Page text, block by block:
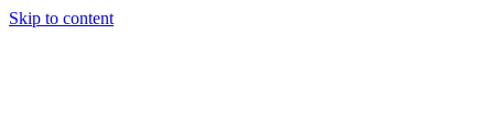
Skip to content